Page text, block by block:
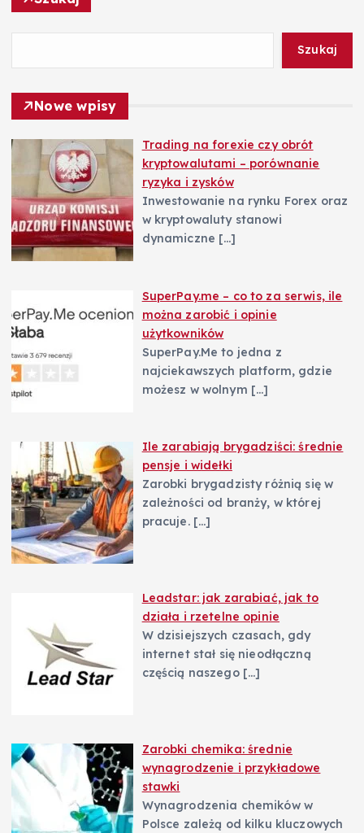
a
w
p
i
s
u
Szukaj
Nowe wpisy
Trading na forexie czy obrót
kryptowalutami – porównanie
ryzyka i zysków
Inwestowanie na rynku Forex oraz
w kryptowaluty stanowi
dynamiczne […]
SuperPay.me – co to za serwis, ile
można zarobić i opinie
użytkowników
SuperPay.Me to jedna z
najciekawszych platform, gdzie
możesz w wolnym […]
Ile zarabiają brygadziści: średnie
pensje i widełki
Zarobki brygadzisty różnią się w
zależności od branży, w której
pracuje. […]
Leadstar: jak zarabiać, jak to
działa i rzetelne opinie
W dzisiejszych czasach, gdy
internet stał się nieodłączną
częścią naszego […]
Zarobki chemika: średnie
wynagrodzenie i przykładowe
stawki
Wynagrodzenia chemików w
Polsce zależą od kilku kluczowych